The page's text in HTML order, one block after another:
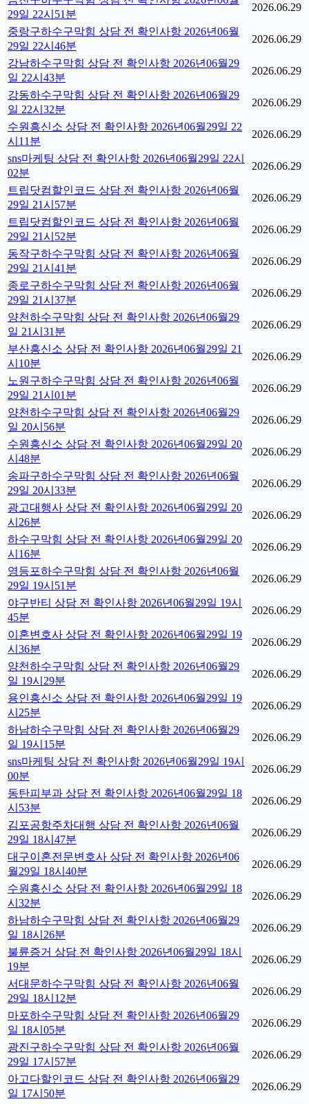
29일 22시51분
2026.06.29
중랑구하수구막힘 상담 전 확인사항 2026년06월
29일 22시46분
2026.06.29
강남하수구막힘 상담 전 확인사항 2026년06월29
일 22시43분
2026.06.29
강동하수구막힘 상담 전 확인사항 2026년06월29
일 22시32분
2026.06.29
수원흥신소 상담 전 확인사항 2026년06월29일 22
시11분
2026.06.29
sns마케팅 상담 전 확인사항 2026년06월29일 22시
02분
2026.06.29
트립닷컴할인코드 상담 전 확인사항 2026년06월
29일 21시57분
2026.06.29
트립닷컴할인코드 상담 전 확인사항 2026년06월
29일 21시52분
2026.06.29
동작구하수구막힘 상담 전 확인사항 2026년06월
29일 21시41분
2026.06.29
종로구하수구막힘 상담 전 확인사항 2026년06월
29일 21시37분
2026.06.29
양천하수구막힘 상담 전 확인사항 2026년06월29
일 21시31분
2026.06.29
부산흥신소 상담 전 확인사항 2026년06월29일 21
시10분
2026.06.29
노원구하수구막힘 상담 전 확인사항 2026년06월
29일 21시01분
2026.06.29
양천하수구막힘 상담 전 확인사항 2026년06월29
일 20시56분
2026.06.29
수원흥신소 상담 전 확인사항 2026년06월29일 20
시48분
2026.06.29
송파구하수구막힘 상담 전 확인사항 2026년06월
29일 20시33분
2026.06.29
광고대행사 상담 전 확인사항 2026년06월29일 20
시26분
2026.06.29
하수구막힘 상담 전 확인사항 2026년06월29일 20
시16분
2026.06.29
영등포하수구막힘 상담 전 확인사항 2026년06월
29일 19시51분
2026.06.29
야구반티 상담 전 확인사항 2026년06월29일 19시
45분
2026.06.29
이혼변호사 상담 전 확인사항 2026년06월29일 19
시36분
2026.06.29
양천하수구막힘 상담 전 확인사항 2026년06월29
일 19시29분
2026.06.29
용인흥신소 상담 전 확인사항 2026년06월29일 19
시25분
2026.06.29
하남하수구막힘 상담 전 확인사항 2026년06월29
일 19시15분
2026.06.29
sns마케팅 상담 전 확인사항 2026년06월29일 19시
00분
2026.06.29
동탄피부과 상담 전 확인사항 2026년06월29일 18
시53분
2026.06.29
김포공항주차대행 상담 전 확인사항 2026년06월
29일 18시47분
2026.06.29
대구이혼전문변호사 상담 전 확인사항 2026년06
월29일 18시40분
2026.06.29
수원흥신소 상담 전 확인사항 2026년06월29일 18
시32분
2026.06.29
하남하수구막힘 상담 전 확인사항 2026년06월29
일 18시26분
2026.06.29
불륜증거 상담 전 확인사항 2026년06월29일 18시
19분
2026.06.29
서대문하수구막힘 상담 전 확인사항 2026년06월
29일 18시12분
2026.06.29
마포하수구막힘 상담 전 확인사항 2026년06월29
일 18시05분
2026.06.29
광진구하수구막힘 상담 전 확인사항 2026년06월
29일 17시57분
2026.06.29
아고다할인코드 상담 전 확인사항 2026년06월29
일 17시50분
2026.06.29